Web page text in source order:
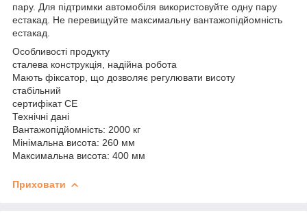
пару. Для підтримки автомобіля використовуйте одну пару
естакад. Не перевищуйте максимальну вантажопідйомність
естакад.
Особливості продукту
сталева конструкція, надійна робота
Мають фіксатор, що дозволяє регулювати висоту
стабільний
сертифікат CE
Технічні дані
Вантажопідйомність: 2000 кг
Мінімальна висота: 260 мм
Максимальна висота: 400 мм
Приховати